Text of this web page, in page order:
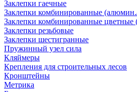
Заклепки гаечные
Заклепки комбинированные
Заклепки комбинированные цветные
Заклепки резьбовые
Заклепки шестигранные
Пружинный узел сила
Кляймеры
Крепления для строительных лесов
Кронштейны
Метрика